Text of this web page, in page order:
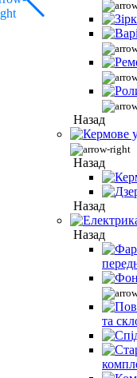
Назад
Назад
Назад
Назад
та